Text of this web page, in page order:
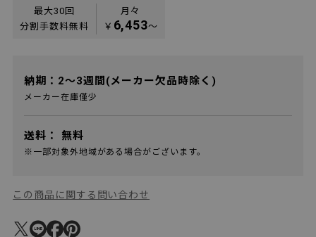
最大30回
分割手数料無料
月々
￥ 6,453〜
納期：2～3週間(メーカー欠品時除く)
メーカー在庫僅少
送料： 無料
※一部対象外地域がある場合がございます。
この商品に関する問い合わせ